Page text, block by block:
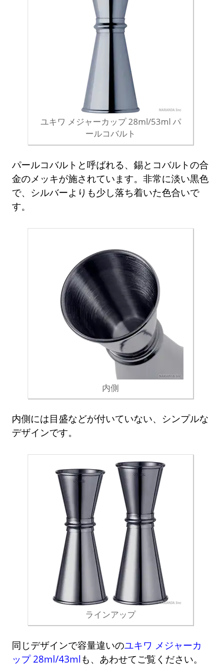
ユキワ メジャーカップ 28ml/53ml パ
ールコバルト
パールコバルトと呼ばれる、錫とコバルトの合
金のメッキが施されています。非常に淡い黒色
で、シルバーよりも少し落ち着いた色合いで
す。
内側
内側には目盛などが付いていない、シンプルな
デザインです。
ラインアップ
同じデザインで容量違いのユキワ メジャーカ
ップ 28ml/43mlも、あわせてご覧ください。